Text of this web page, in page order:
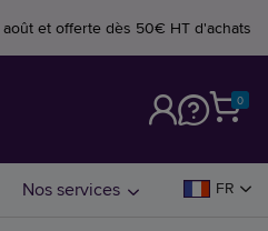
et offerte dès 50€ HT d'achats
0
Nos services FR